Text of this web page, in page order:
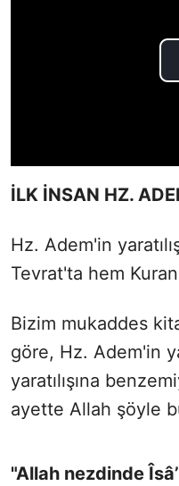
İLK İNSAN HZ.
Hz. Adem'in
Tevrat'ta hem
Bizim mukaddes
göre, Hz. Adem'in
yaratılışına
ayette Allah şöyle
"Allah nezdinde